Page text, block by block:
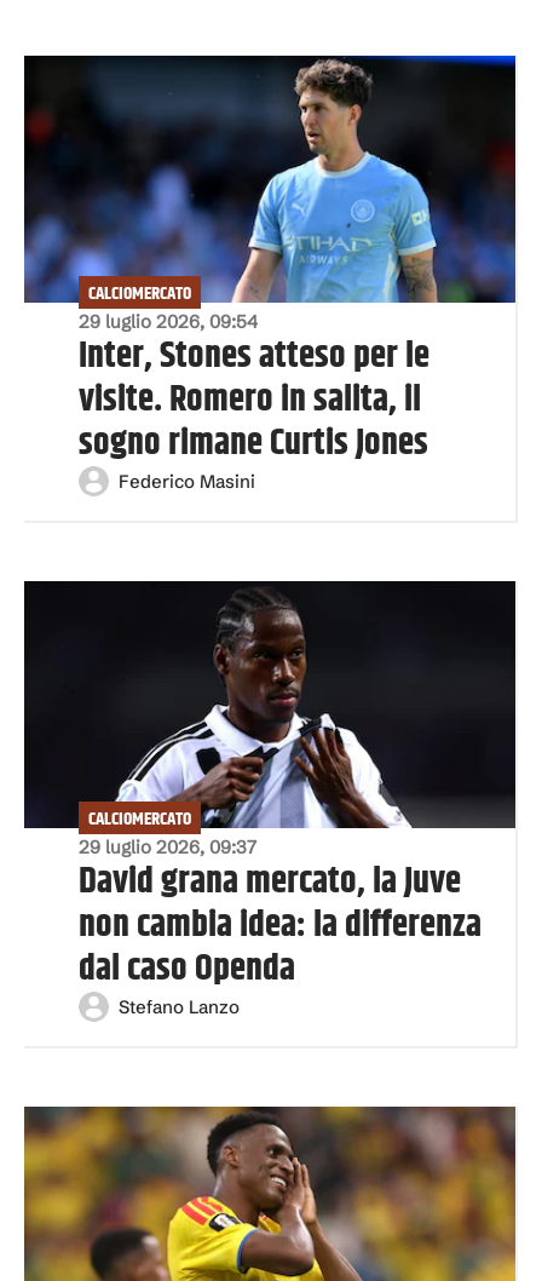
29 luglio 2026, 09:54
CALCIOMERCATO
Inter, Stones atteso per le
visite. Romero in salita, il
sogno rimane Curtis Jones
Federico Masini
29 luglio 2026, 09:37
CALCIOMERCATO
David grana mercato, la Juve
non cambia idea: la differenza
dal caso Openda
Stefano Lanzo